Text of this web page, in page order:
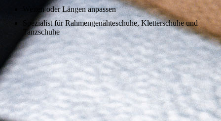
Weiten oder Längen anpassen
Spezialist für Rahmengenähteschuhe, Kletterschuhe und
Tanzschuhe